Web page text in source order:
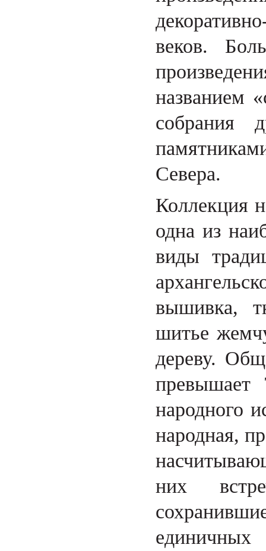
веков.
названием
собрания
Севера.
Коллекция
одна из
виды
вышивка,
шитье
дереву.
превышает
народного
народная,
них